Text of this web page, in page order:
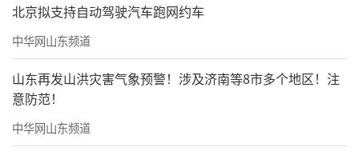
北京拟支持自动驾驶汽车跑网约车
中华网山东频道
山东再发山洪灾害气象预警！涉及济南等8市多个地区！注
意防范！
中华网山东频道